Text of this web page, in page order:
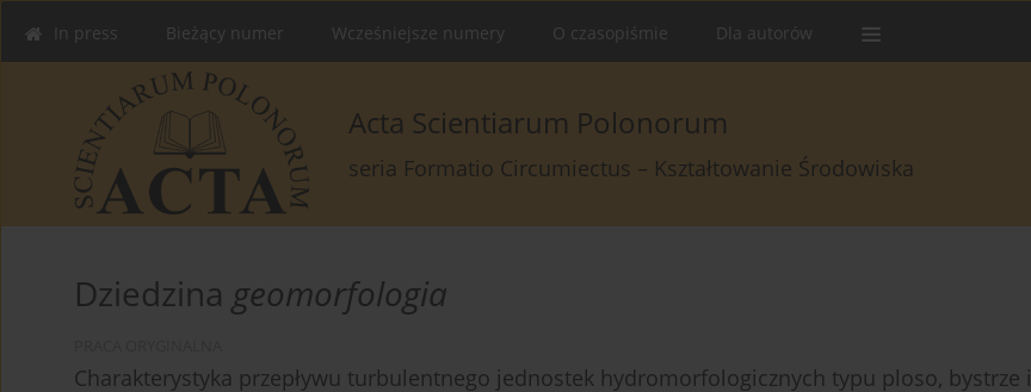
In press Bieżący numer Wcześniejsze numery O czasopiśmie Dla autorów
Acta Scientiarum Polonorum
seria Formatio Circumiectus – Kształtowanie Środowiska
Dziedzina geomorfologia
Charakterystyka przepływu turbulentnego jednostek hydromorfologicznych typu ploso, bystrze i